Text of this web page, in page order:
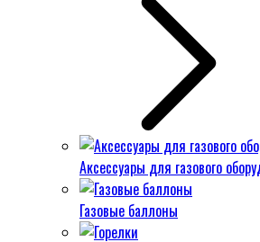
Аксессуары для газового
Газовые баллоны